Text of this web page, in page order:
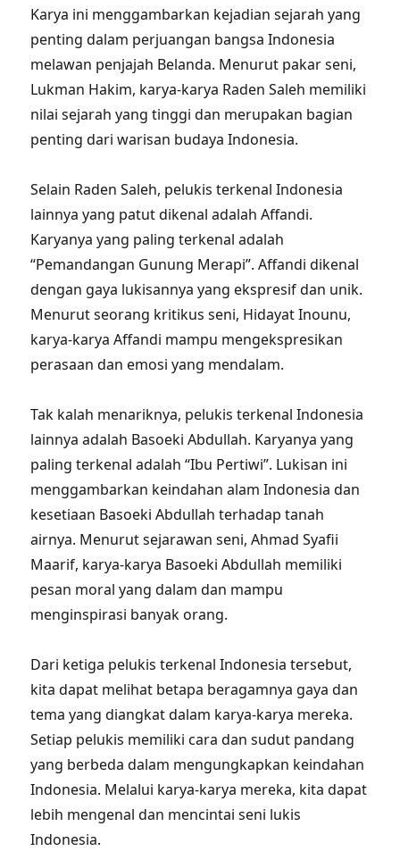
Karya ini menggambarkan kejadian sejarah yang
penting dalam perjuangan bangsa Indonesia
melawan penjajah Belanda. Menurut pakar seni,
Lukman Hakim, karya-karya Raden Saleh memiliki
nilai sejarah yang tinggi dan merupakan bagian
penting dari warisan budaya Indonesia.
Selain Raden Saleh, pelukis terkenal Indonesia
lainnya yang patut dikenal adalah Affandi.
Karyanya yang paling terkenal adalah
“Pemandangan Gunung Merapi”. Affandi dikenal
dengan gaya lukisannya yang ekspresif dan unik.
Menurut seorang kritikus seni, Hidayat Inounu,
karya-karya Affandi mampu mengekspresikan
perasaan dan emosi yang mendalam.
Tak kalah menariknya, pelukis terkenal Indonesia
lainnya adalah Basoeki Abdullah. Karyanya yang
paling terkenal adalah “Ibu Pertiwi”. Lukisan ini
menggambarkan keindahan alam Indonesia dan
kesetiaan Basoeki Abdullah terhadap tanah
airnya. Menurut sejarawan seni, Ahmad Syafii
Maarif, karya-karya Basoeki Abdullah memiliki
pesan moral yang dalam dan mampu
menginspirasi banyak orang.
Dari ketiga pelukis terkenal Indonesia tersebut,
kita dapat melihat betapa beragamnya gaya dan
tema yang diangkat dalam karya-karya mereka.
Setiap pelukis memiliki cara dan sudut pandang
yang berbeda dalam mengungkapkan keindahan
Indonesia. Melalui karya-karya mereka, kita dapat
lebih mengenal dan mencintai seni lukis
Indonesia.